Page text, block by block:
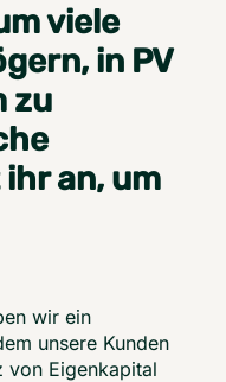
viele
in PV
zu
an, um
wir ein
unsere Kunden
von Eigenkapital